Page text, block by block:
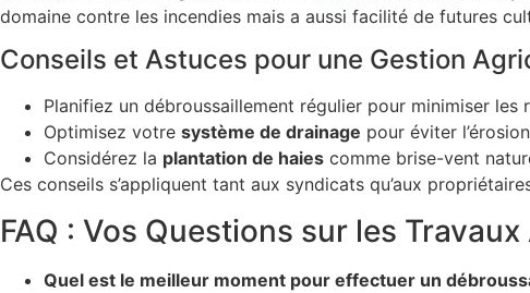
domaine contre les incendies mais a aussi facilité de futures
Conseils et Astuces pour une Gestion
Planifiez un débroussaillement régulier pour minimiser les
Optimisez votre système de drainage pour éviter
Considérez la plantation de haies comme brise-vent
Ces conseils s’appliquent tant aux syndicats qu’aux
FAQ : Vos Questions sur les
Quel est le meilleur moment pour effectuer un